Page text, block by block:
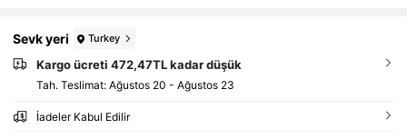
Sevk yeri Turkey
Kargo ücreti 472,47TL kadar düşük
Tah. Teslimat: Ağustos 20 - Ağustos 23
İadeler Kabul Edilir